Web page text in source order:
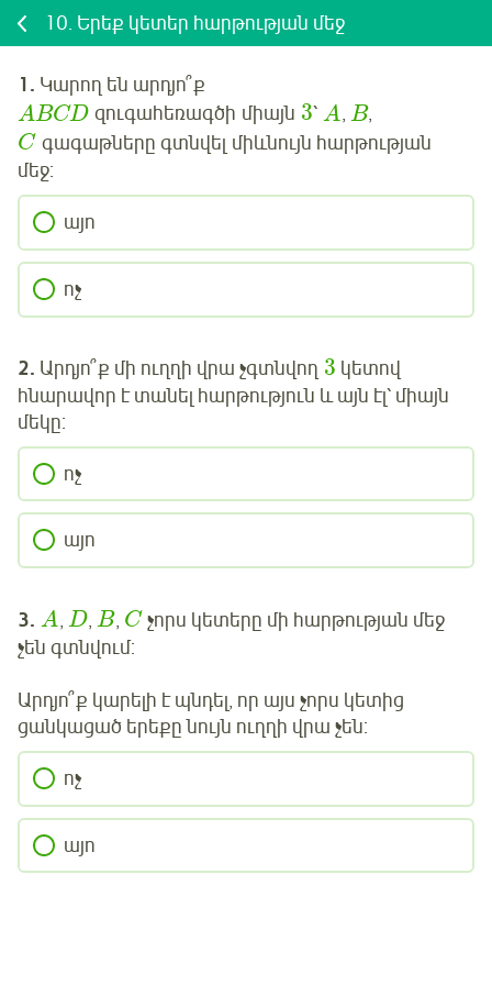
10. Երեք կետեր հարթության մեջ
1. Կարող են արդյո՞ք
ABCD զուգահեռագծի միայն 3՝A, B,
C գագաթները գտնվել միևնույն հարթության
մեջ:
այո
ոչ
2. Արդյո՞ք մի ուղղի վրա չգտնվող 3 կետով
հնարավոր էտանել հարթություն և այն էլ՝ միայն
մեկը:
ոչ
այո
3. A, D,B, C չորս կետերը մի հարթության մեջ
չեն գտնվում:
Արդյո՞ք կարելի է պնդել, որ այս չորս կետից
ցանկացած երեքը նույն ուղղի վրա չեն:
ոչ
այո